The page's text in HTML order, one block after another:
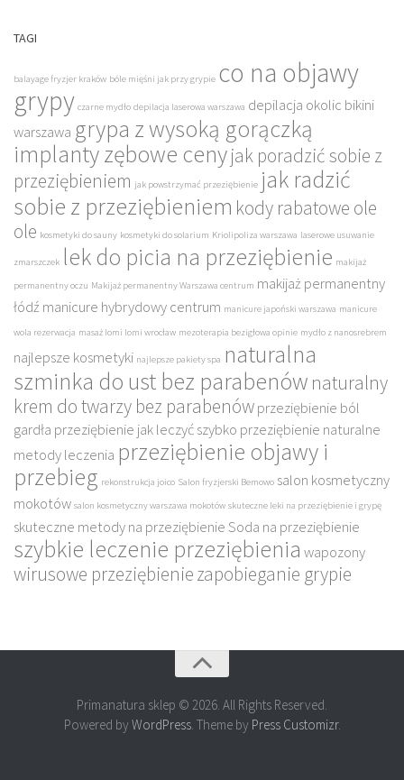
TAGI
balayage fryzjer kraków bóle mięśni jak przy grypie co na objawy
grypy czarne mydło depilacja laserowa warszawa depilacja okolic bikini
warszawa grypa z wysoką gorączką
implanty zębowe cenyjak poradzić sobie z
przeziębieniem jak powstrzymać przeziębienie jak radzić
sobie z przeziębieniem kody rabatowe ole
ole kosmetyki do sauny kosmetyki do solarium Kriolipoliza warszawa laserowe usuwanie
zmarszczek lek do picia na przeziębienie makijaż
permanentny oczu Makijaż permanentny Warszawa centrum makijaż permanentny
łódź manicure hybrydowy centrum manicure japoński warszawa manicure
wola rezerwacja masaż lomi lomi wrocław mezoterapia bezigłowa opinie mydło z nanosrebrem
najlepsze kosmetyki najlepsze pakiety spa naturalna
szminka do ust bez parabenów naturalny
krem do twarzy bez parabenówprzeziębienie ból
gardła przeziębienie jak leczyć szybko przeziębienie naturalne
metody leczenia przeziębienie objawy i
przebieg rekonstrukcja joico Salon fryzjerski Bemowo salon kosmetyczny
mokotów salon kosmetyczny warszawa mokotów skuteczne leki na przeziębienie i grypę
skuteczne metody na przeziębienieSoda na przeziębienie
szybkie leczenie przeziębienia wapozony
wirusowe przeziębieniezapobieganie grypie
Primanatura sklep © 2026. All Rights Reserved.
Powered by WordPress. Theme by Press Customizr.